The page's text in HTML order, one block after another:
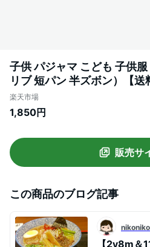
子供 パジャマ こども 子供
リブ 短パン 半ズボン）【送
子 女の子 (パウ・パトロール
ル パウパト) 薄手綿100％ 保
ィズニー 部屋着 ルームウ
110 120 130 cm
楽天市場
1,850円
販売サ
この商品のブログ記事
【2y8m＆